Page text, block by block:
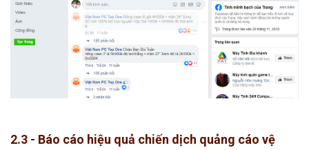
2.3 - Báo cáo hiệu quả chiến dịch quảng cáo vệ